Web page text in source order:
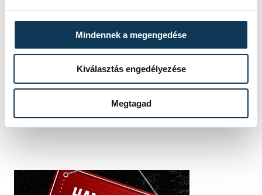
Mindennek a megengedése
Kiválasztás engedélyezése
Megtagad
SZERZŐ
vehir.hu